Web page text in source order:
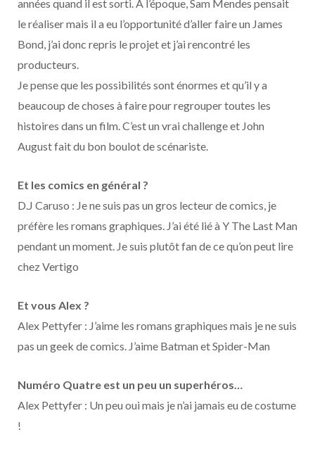
années quand il est sorti. A l’époque, Sam Mendes pensait
le réaliser mais il a eu l’opportunité d’aller faire un James
Bond, j’ai donc repris le projet et j’ai rencontré les
producteurs.
Je pense que les possibilités sont énormes et qu’il y a
beaucoup de choses à faire pour regrouper toutes les
histoires dans un film. C’est un vrai challenge et John
August fait du bon boulot de scénariste.
Et les comics en général ?
D.J Caruso : Je ne suis pas un gros lecteur de comics, je
préfère les romans graphiques. J’ai été lié à Y The Last Man
pendant un moment. Je suis plutôt fan de ce qu’on peut lire
chez Vertigo
Et vous Alex ?
Alex Pettyfer : J’aime les romans graphiques mais je ne suis
pas un geek de comics. J’aime Batman et Spider-Man
Numéro Quatre est un peu un superhéros…
Alex Pettyfer : Un peu oui mais je n’ai jamais eu de costume
!